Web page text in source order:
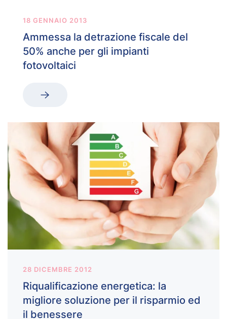
18 GENNAIO 2013
Ammessa la detrazione fiscale del
50% anche per gli impianti
fotovoltaici
28 DICEMBRE 2012
Riqualificazione energetica: la
migliore soluzione per il risparmio ed
il benessere